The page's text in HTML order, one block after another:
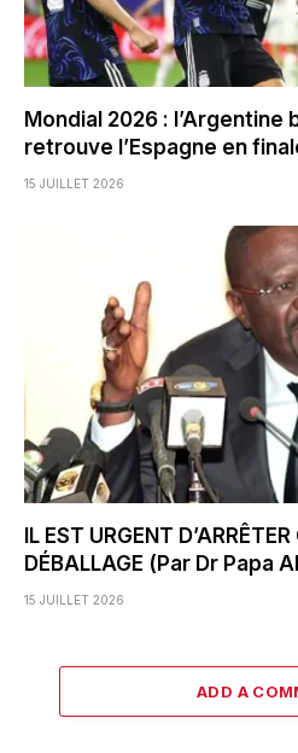
Mondial 2026 : l’Argentine
retrouve l’Espagne en
15 JUILLET 2026
IL EST URGENT
DÉBALLAGE (Par Dr Papa
15 JUILLET 2026
ADD A